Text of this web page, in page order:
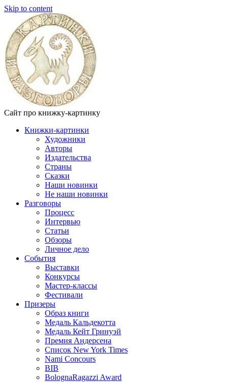
Skip to content
Сайт про книжку-картинку
Книжки-картинки
Художники
Авторы
Издательства
Страны
Сказки
Наши новинки
Не наши новинки
Разговоры
Процесс
Интервью
Статьи
Обзоры
Личное дело
События
Выставки
Конкурсы
Мастер-классы
Фестивали
Призеры
Образ книги
Медаль Кальдекотта
Медаль Кейт Гринуэй
Премия Андерсена
Список New York Times
Nami Concours
BIB
BolognaRagazzi Award